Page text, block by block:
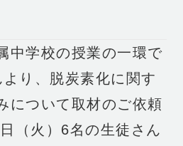
き方
・中長期計画書
係数
中学校の授業の一環で
り、脱炭素化に関す
について取材のご依頼
（火）6名の生徒さん